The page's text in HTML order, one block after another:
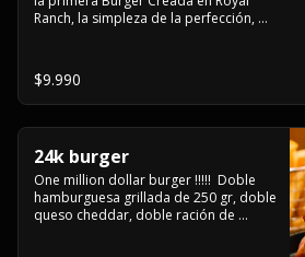
Ranch, la simpleza de la perfección,
queso cheddar
$9.990
24k burger
One million dollar burger !!!!!  Doble
hamburguesa grillada de 250 gr, doble
queso cheddar, doble ración de